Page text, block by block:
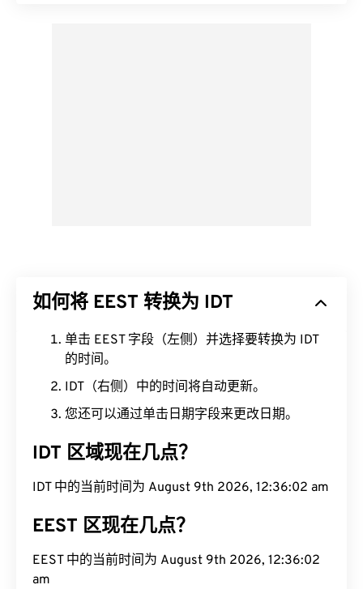
如何将 EEST 转换为 IDT
单击 EEST 字段（左侧）并选择要转换为 IDT
的时间。
IDT（右侧）中的时间将自动更新。
您还可以通过单击日期字段来更改日期。
IDT 区域现在几点？
IDT 中的当前时间为 August 9th 2026, 12:36:03 am
EEST 区现在几点？
EEST 中的当前时间为 August 9th 2026, 12:36:03
am